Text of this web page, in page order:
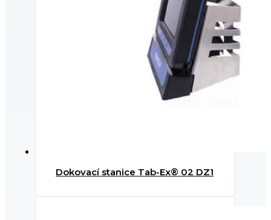
Dokovací stanice Tab-Ex® 02 DZ1